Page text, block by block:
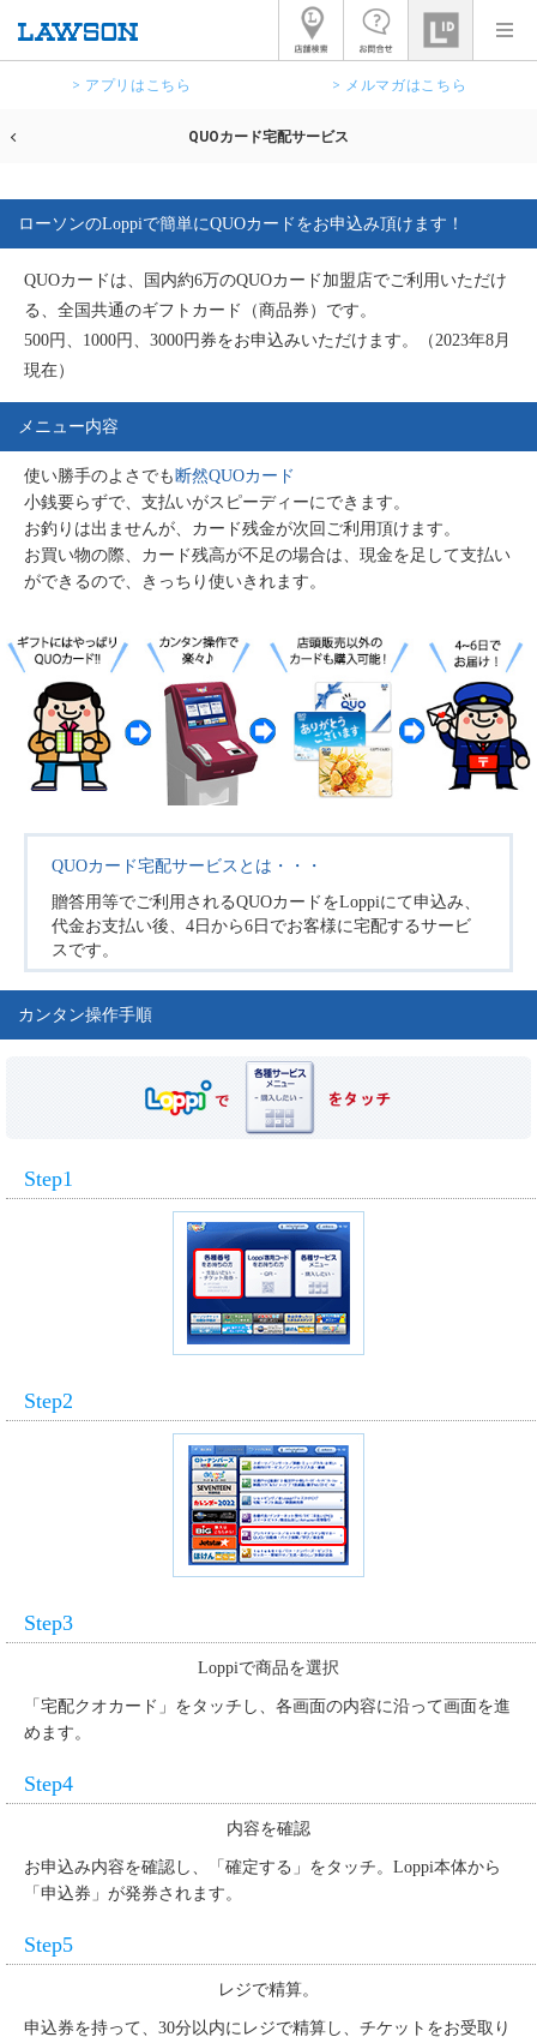
> アプリはこちら > メルマガはこちら
QUOカード宅配サービス
ローソンのLoppiで簡単にQUOカードをお申込み頂けます！
QUOカードは、国内約6万のQUOカード加盟店でご利用いただけ
る、全国共通のギフトカード（商品券）です。
500円、1000円、3000円券をお申込みいただけます。（2023年8月
現在）
メニュー内容
使い勝手のよさでも 断然QUOカード
小銭要らずで、支払いがスピーディーにできます。
お釣りは出ませんが、カード残金が次回ご利用頂けます。
お買い物の際、カード残高が不足の場合は、現金を足して支払い
ができるので、きっちり使いきれます。
QUOカード宅配サービスとは・・・
贈答用等でご利用されるQUOカードをLoppiにて申込み、
代金お支払い後、4日から6日でお客様に宅配するサービ
スです。
カンタン操作手順
Step1
Step2
Step3
Loppiで商品を選択
「宅配クオカード」をタッチし、各画面の内容に沿って画面を進
めます。
Step4
内容を確認
お申込み内容を確認し、「確定する」をタッチ。Loppi本体から
「申込券」が発券されます。
Step5
レジで精算。
申込券を持って、30分以内にレジで精算し、チケットをお受取り